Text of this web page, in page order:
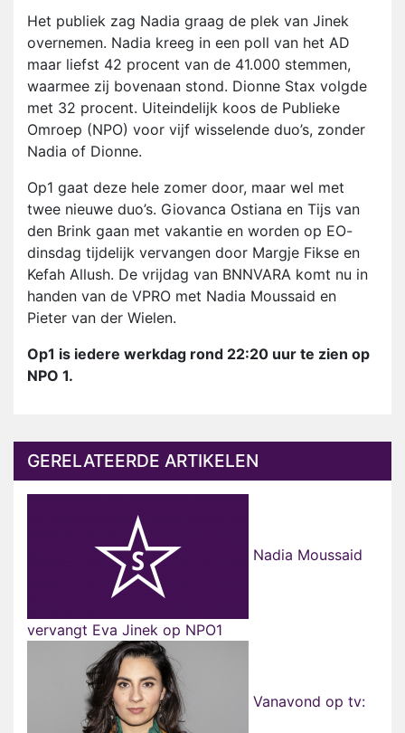
Het publiek zag Nadia graag de plek van Jinek
overnemen. Nadia kreeg in een poll van het AD
maar liefst 42 procent van de 41.000 stemmen,
waarmee zij bovenaan stond. Dionne Stax volgde
met 32 procent. Uiteindelijk koos de Publieke
Omroep (NPO) voor vijf wisselende duo’s, zonder
Nadia of Dionne.
Op1 gaat deze hele zomer door, maar wel met
twee nieuwe duo’s. Giovanca Ostiana en Tijs van
den Brink gaan met vakantie en worden op EO-
dinsdag tijdelijk vervangen door Margje Fikse en
Kefah Allush. De vrijdag van BNNVARA komt nu in
handen van de VPRO met Nadia Moussaid en
Pieter van der Wielen.
Op1 is iedere werkdag rond 22:20 uur te zien op
NPO 1.
GERELATEERDE ARTIKELEN
Nadia Moussaid
vervangt Eva Jinek op NPO1
Vanavond op tv: